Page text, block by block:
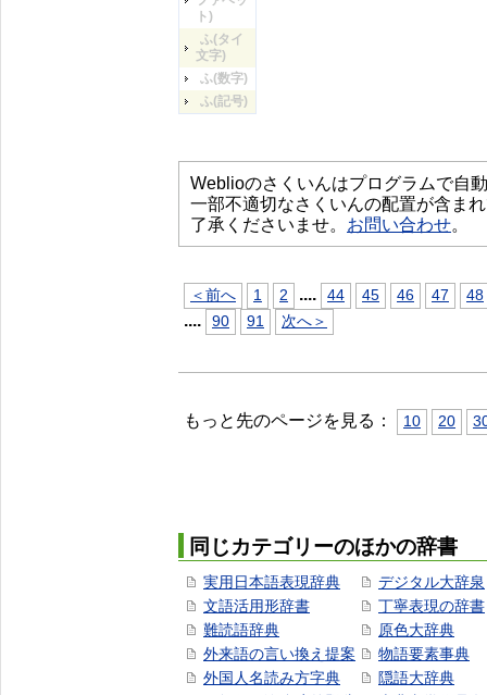
ト)
ふ(タイ
文字)
ふ(数字)
ふ(記号)
Weblioのさくいんはプログラムで自
一部不適切なさくいんの配置が含ま
了承くださいませ。 お問い合わせ。
＜前へ 1 2 .... 44 45 46 47 48
.... 90 91 次へ＞
もっと先のページを見る： 10 20
同じカテゴリーのほかの辞書
実用日本語表現辞典
文語活用形辞書
難読語辞典
外来語の言い換え提案
外国人名読み方字典
デジタル大辞泉
丁寧表現の辞書
原色大辞典
物語要素事典
隠語大辞典